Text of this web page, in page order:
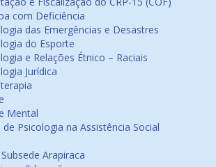
com Deficiência
das Emergências e Desastres
do Esporte
e Relações Étnico – Raciais
Jurídica
Mental
Psicologia na Assistência Social
Arapiraca